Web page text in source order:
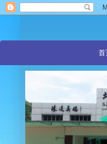
首